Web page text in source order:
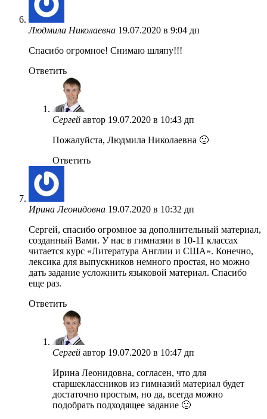
Людмила Николаевна 19.07.2020 в 9:04 дп
Спасибо огромное! Снимаю шляпу!!!
Ответить
Сергей автор 19.07.2020 в 10:43 дп
Пожалуйста, Людмила Николаевна 🙂
Ответить
Ирина Леонидовна 19.07.2020 в 10:32 дп
Сергей, спасибо огромное за дополнительный материал,
созданный Вами. У нас в гимназии в 10-11 классах
читается курс «Литература Англии и США». Конечно,
лексика для выпускников немного простая, но можно
дать задание усложнить языковой материал. Спасибо
еще раз.
Ответить
Сергей автор 19.07.2020 в 10:47 дп
Ирина Леонидовна, согласен, что для
старшеклассников из гимназий материал будет
достаточно простым, но да, всегда можно
подобрать подходящее задание 🙂